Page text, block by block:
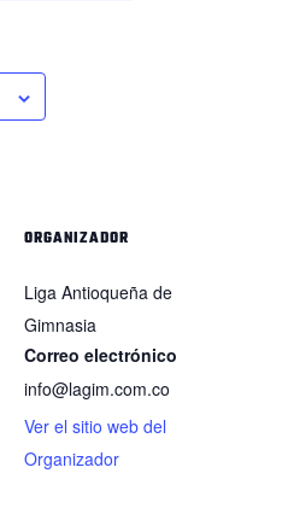
ORGANIZADOR
Liga Antioqueña de
Gimnasia
Correo electrónico
info@lagim.com.co
Ver el sitio web del
Organizador